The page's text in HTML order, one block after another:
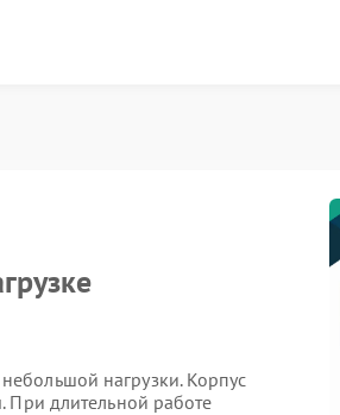
нагрузки. Корпус
При длительной работе